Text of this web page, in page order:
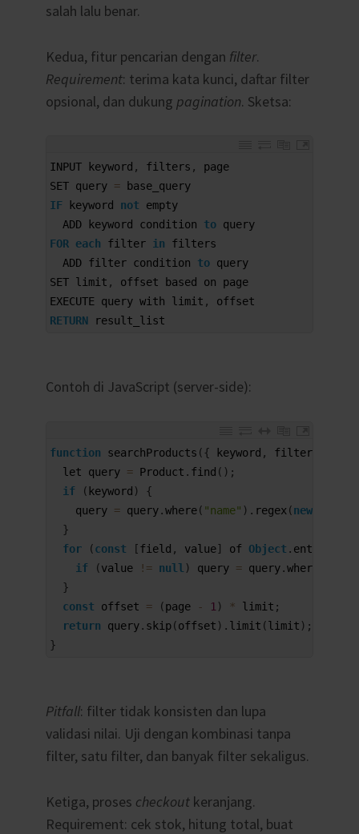
salah lalu benar.
Kedua, fitur pencarian dengan filter.
Requirement: terima kata kunci, daftar filter
opsional, dan dukung pagination. Sketsa:
INPUT keyword , filters ,
page
SET query =
base_query
IF
keyword not
empty
ADD
keyword condition to query
FOR each filter in
filters
ADD filter condition to query
SET limit , offset based on page
EXECUTE query with limit ,
offset
RETURN
result_list
Contoh di JavaScript (server-side):
function searchProducts ( { keyword , filters
let query = Product . find ( ) ;
if
( keyword )
{
query = query.where( "name" ) . regex (new
}
for
(const [field , value] of Object . entries
if
(value != null ) query = query.where
}
const
offset = (page - 1 ) * limit ;
return
query. skip(offset ) . limit (limit ) ;
}
Pitfall: filter tidak konsisten dan lupa
validasi nilai. Uji dengan kombinasi tanpa
filter, satu filter, dan banyak filter sekaligus.
Ketiga, proses checkoutkeranjang.
Requirement: cek stok, hitung total, buat